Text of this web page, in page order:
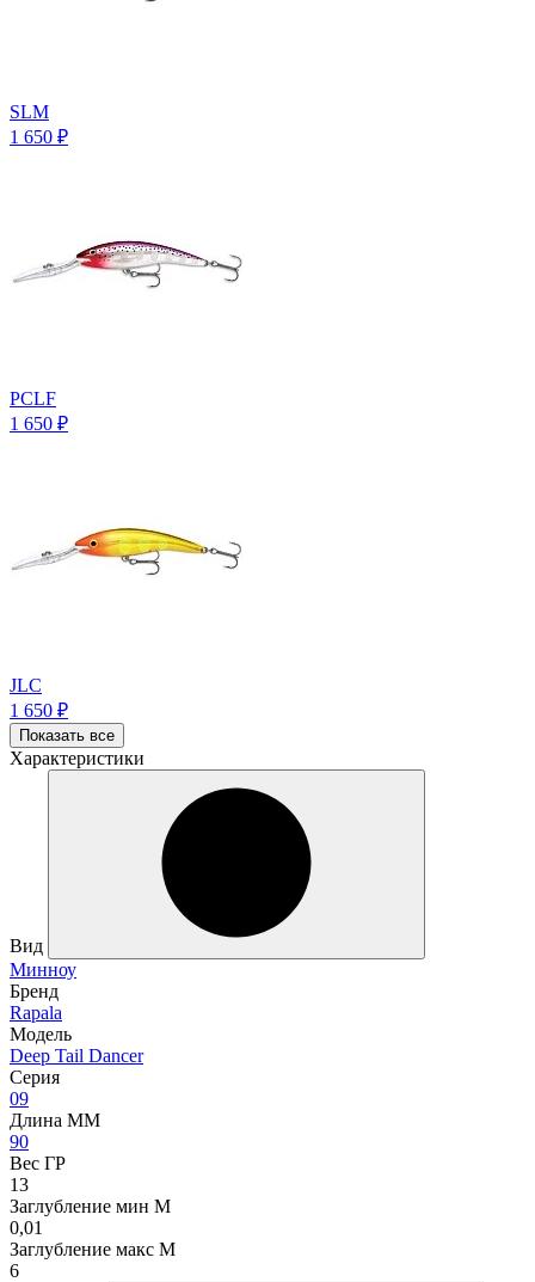
SLM
1 650 ₽
PCLF
1 650 ₽
JLC
1 650 ₽
Показать все
Характеристики
Вид
Минноу
Бренд
Rapala
Модель
Deep Tail Dancer
Серия
09
Длина ММ
90
Вес ГР
13
Заглубление мин М
0,01
Заглубление макс М
6